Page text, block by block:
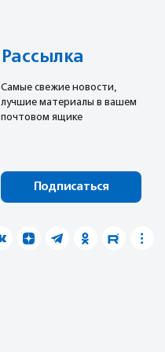
Рассылка
Cамые свежие новости,
лучшие материалы в вашем
почтовом ящике
Подписаться